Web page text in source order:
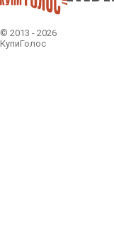
© 2013 - 2026
КупиГолос